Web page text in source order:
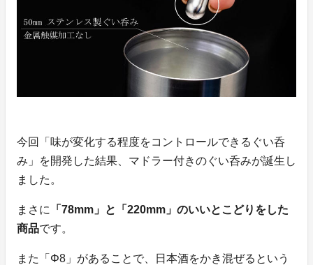
今回「味が変化する程度をコントロールできるぐい呑
み」を開発した結果、マドラー付きのぐい呑みが誕生し
ました。
まさに 「78mm」と「220mm」のいいとこどりをした
商品です。
また「Φ8」があることで、日本酒をかき混ぜるという